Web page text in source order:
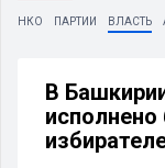
НКО ПАРТИИ ВЛАСТЬ
В
исполнено